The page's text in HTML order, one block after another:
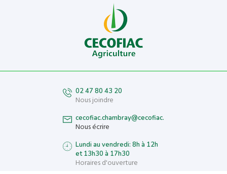
02 47 80 43 20
Nous joindre
cecofiac.chambray@cecofiac.fr
Nous écrire
Lundi au vendredi: 8h à 12h
et 13h30 à 17h30
Horaires d'ouverture